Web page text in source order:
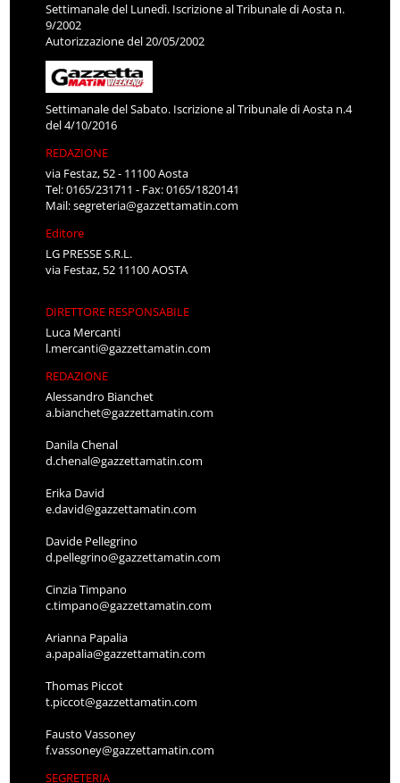
Settimanale del Lunedì. Iscrizione al Tribunale di Aosta n.
9/2002
Autorizzazione del 20/05/2002
Settimanale del Sabato. Iscrizione al Tribunale di Aosta n.4
del 4/10/2016
REDAZIONE
via Festaz, 52 - 11100 Aosta
Tel: 0165/231711 - Fax: 0165/1820141
Mail:segreteria@gazzettamatin.com
Editore
LG PRESSE S.R.L.
via Festaz, 52 11100 AOSTA
DIRETTORE RESPONSABILE
Luca Mercanti
l.mercanti@gazzettamatin.com
REDAZIONE
Alessandro Bianchet
a.bianchet@gazzettamatin.com
Danila Chenal
d.chenal@gazzettamatin.com
Erika David
e.david@gazzettamatin.com
Davide Pellegrino
d.pellegrino@gazzettamatin.com
Cinzia Timpano
c.timpano@gazzettamatin.com
Arianna Papalia
a.papalia@gazzettamatin.com
Thomas Piccot
t.piccot@gazzettamatin.com
Fausto Vassoney
f.vassoney@gazzettamatin.com
SEGRETERIA